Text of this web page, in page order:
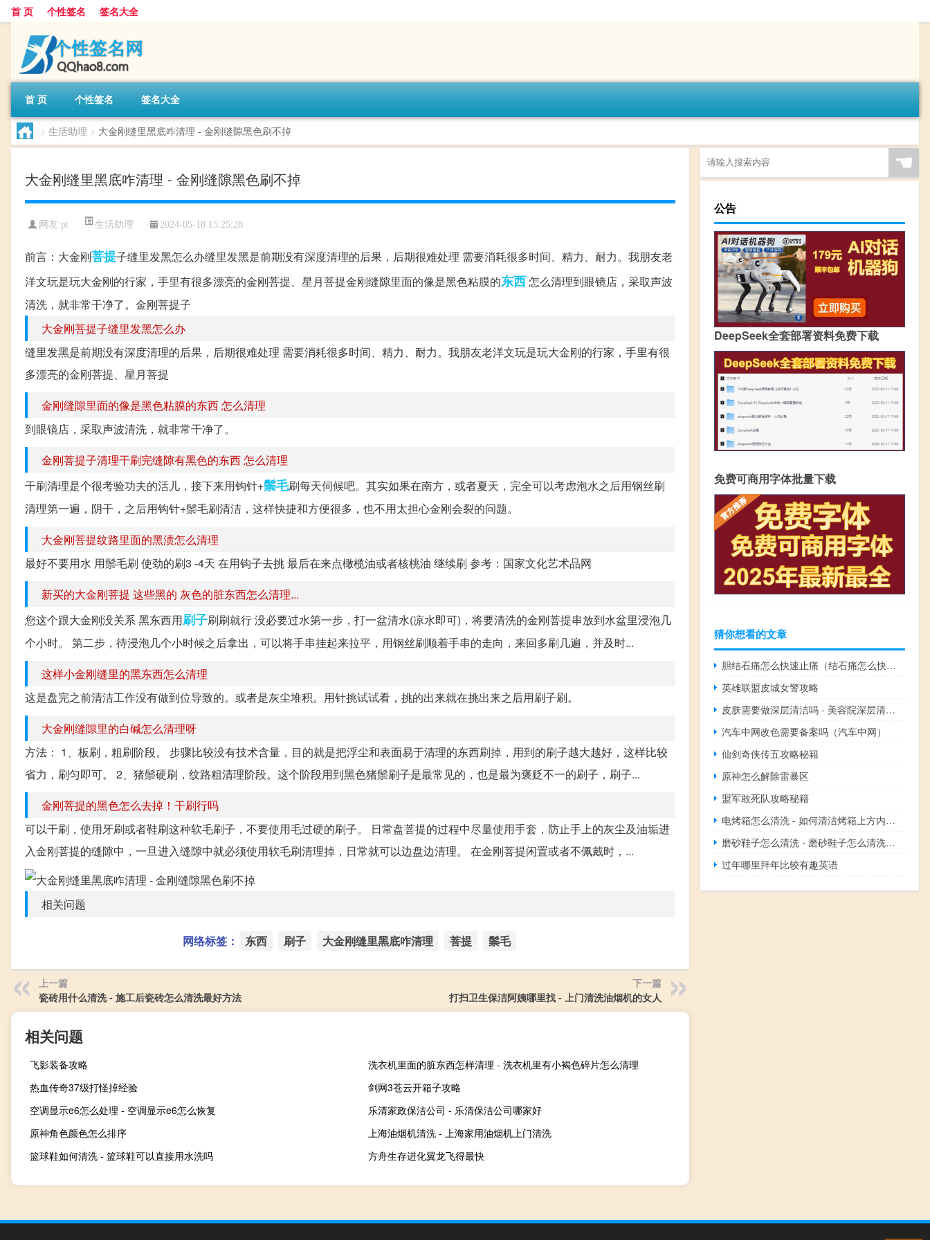
首 页 个性签名 签名大全
首 页 个性签名 签名大全
> 生活助理 > 大金刚缝里黑底咋清理 - 金刚缝隙黑色刷不掉
大金刚缝里黑底咋清理 - 金刚缝隙黑色刷不掉
网友:pt 生活助理 2024-05-18 15:25:28
前言：大金刚菩提子缝里发黑怎么办缝里发黑是前期没有深度清理的后果，后期很难处理 需要消耗很多时间、精力、耐力。我朋友老
洋文玩是玩大金刚的行家，手里有很多漂亮的金刚菩提、星月菩提金刚缝隙里面的像是黑色粘膜的东西怎么清理到眼镜店，采取声波
清洗，就非常干净了。金刚菩提子
大金刚菩提子缝里发黑怎么办
缝里发黑是前期没有深度清理的后果，后期很难处理 需要消耗很多时间、精力、耐力。我朋友老洋文玩是玩大金刚的行家，手里有很
多漂亮的金刚菩提、星月菩提
金刚缝隙里面的像是黑色粘膜的东西 怎么清理
到眼镜店，采取声波清洗，就非常干净了。
金刚菩提子清理干刷完缝隙有黑色的东西 怎么清理
干刷清理是个很考验功夫的活儿，接下来用钩针+鬃毛刷每天伺候吧。其实如果在南方，或者夏天，完全可以考虑泡水之后用钢丝刷
清理第一遍，阴干，之后用钩针+鬃毛刷清洁，这样快捷和方便很多，也不用太担心金刚会裂的问题。
大金刚菩提纹路里面的黑渍怎么清理
最好不要用水 用鬃毛刷 使劲的刷3 -4天 在用钩子去挑 最后在来点橄榄油或者核桃油 继续刷 参考：国家文化艺术品网
新买的大金刚菩提 这些黑的 灰色的脏东西怎么清理...
您这个跟大金刚没关系 黑东西用刷子刷刷就行 没必要过水第一步，打一盆清水(凉水即可)，将要清洗的金刚菩提串放到水盆里浸泡几
个小时。 第二步，待浸泡几个小时候之后拿出，可以将手串挂起来拉平，用钢丝刷顺着手串的走向，来回多刷几遍，并及时...
这样小金刚缝里的黑东西怎么清理
这是盘完之前清洁工作没有做到位导致的。或者是灰尘堆积。用针挑试试看，挑的出来就在挑出来之后用刷子刷。
大金刚缝隙里的白碱怎么清理呀
方法： 1、板刷，粗刷阶段。 步骤比较没有技术含量，目的就是把浮尘和表面易于清理的东西刷掉，用到的刷子越大越好，这样比较
省力，刷匀即可。 2、猪鬃硬刷，纹路粗清理阶段。这个阶段用到黑色猪鬃刷子是最常见的，也是最为褒贬不一的刷子，刷子...
金刚菩提的黑色怎么去掉！干刷行吗
可以干刷，使用牙刷或者鞋刷这种软毛刷子，不要使用毛过硬的刷子。 日常盘菩提的过程中尽量使用手套，防止手上的灰尘及油垢进
入金刚菩提的缝隙中，一旦进入缝隙中就必须使用软毛刷清理掉，日常就可以边盘边清理。 在金刚菩提闲置或者不佩戴时，...
相关问题
网络标签： 东西 刷子 大金刚缝里黑底咋清理 菩提 鬃毛
上一篇
瓷砖用什么清洗 - 施工后瓷砖怎么清洗最好方法
下一篇
打扫卫生保洁阿姨哪里找 - 上门清洗油烟机的女人
相关问题
飞影装备攻略
洗衣机里面的脏东西怎样清理 - 洗衣机里有小褐色碎片怎么清理
热血传奇37级打怪掉经验
剑网3苍云开箱子攻略
空调显示e6怎么处理 - 空调显示e6怎么恢复
乐清家政保洁公司 - 乐清保洁公司哪家好
原神角色颜色怎么排序
上海油烟机清洗 - 上海家用油烟机上门清洗
篮球鞋如何清洗 - 篮球鞋可以直接用水洗吗
方舟生存进化翼龙飞得最快
☚
公告
DeepSeek全套部署资料免费下载
免费可商用字体批量下载
猜你想看的文章
胆结石痛怎么快速止痛（结石痛怎么快速止痛）
英雄联盟皮城女警攻略
皮肤需要做深层清洁吗 - 美容院深层清洁有用吗
汽车中网改色需要备案吗（汽车中网）
仙剑奇侠传五攻略秘籍
原神怎么解除雷暴区
盟军敢死队攻略秘籍
电烤箱怎么清洗 - 如何清洁烤箱上方内壁的油污
磨砂鞋子怎么清洗 - 磨砂鞋子怎么清洗打理
过年哪里拜年比较有趣英语